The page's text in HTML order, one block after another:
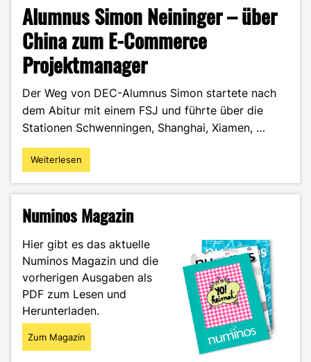
Alumnus Simon Neininger – über
China zum E-Commerce
Projektmanager
Der Weg von DEC-Alumnus Simon startete nach
dem Abitur mit einem FSJ und führte über die
Stationen Schwenningen, Shanghai, Xiamen, …
"Alumnus
Simon
über
zum
E-
Commerce
Projektmanager"
Weiterlesen
Numinos Magazin
Hier gibt es das aktuelle
Numinos Magazin und die
vorherigen Ausgaben als
PDF zum Lesen und
Herunterladen.
Zum Magazin